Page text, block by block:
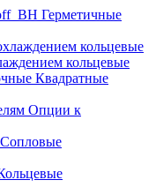
Герметичные
кольцевые
Квадратные
Опции к
Cопловые